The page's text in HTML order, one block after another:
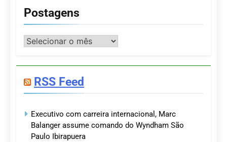
Postagens
Postagens
RSS Feed
Executivo com carreira internacional, Marc
Balanger assume comando do Wyndham São
Paulo Ibirapuera